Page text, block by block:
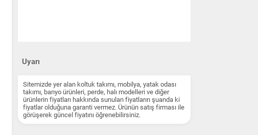
Uyarı
Sitemizde yer alan koltuk takımı, mobilya, yatak odası
takımı, banyo ürünleri, perde, halı modelleri ve diğer
ürünlerin fiyatları hakkında sunulan fiyatların şuanda ki
fiyatlar olduğuna garanti vermez. Ürünün satış firması ile
görüşerek güncel fiyatını öğrenebilirsiniz.